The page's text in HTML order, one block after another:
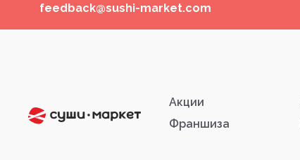
feedback@sushi-market.com
Акции
Франшиза